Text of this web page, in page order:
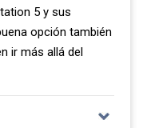
5 y sus
opción también
ir más allá del